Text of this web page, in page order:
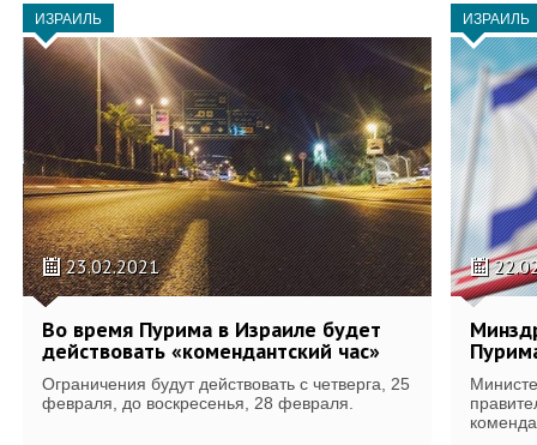
ИЗРАИЛЬ
23.02.2021
Во время Пурима в Израиле будет
действовать «комендантский час»
Ограничения будут действовать с четверга, 25
февраля, до воскресенья, 28 февраля.
ИЗРАИЛЬ